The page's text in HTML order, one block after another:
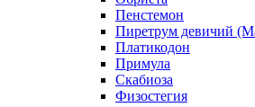
Пенстемон
Пиретрум девичий
Платикодон
Примула
Скабиоза
Физостегия